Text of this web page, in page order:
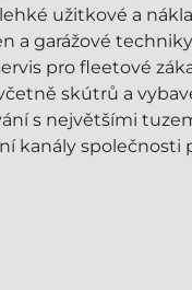
užitkové a
a garážové
pro fleetové
skútrů a
s největšími
kanály společnosti